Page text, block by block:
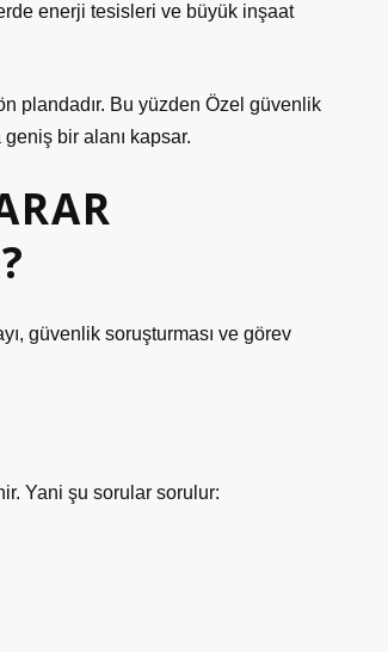
enerji tesisleri ve büyük inşaat
plandadır. Bu yüzden Özel güvenlik
bir alanı kapsar.
güvenlik soruşturması ve görev
Yani şu sorular sorulur: